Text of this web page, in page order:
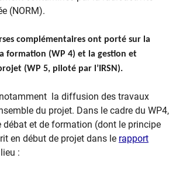
(NORM).
complémentaires ont porté sur la
formation (WP 4) et la gestion et
(WP 5, piloté par l’IRSN).
la diffusion des travaux
du projet. Dans le cadre du WP4,
débat et de formation (dont le principe
en début de projet dans le rapport
: